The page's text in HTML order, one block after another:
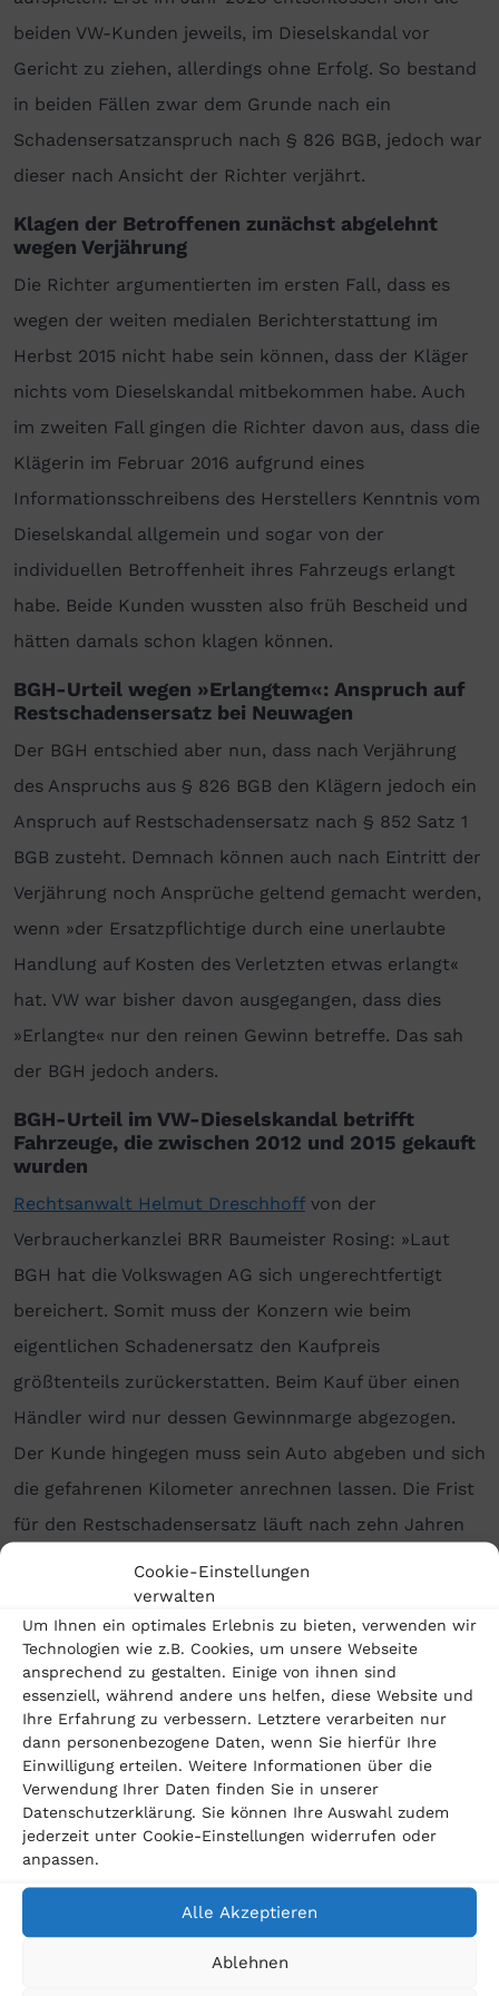
Cookie-Einstellungen
verwalten
Um Ihnen ein optimales Erlebnis zu bieten, verwenden wir
Technologien wie z.B. Cookies, um unsere Webseite
ansprechend zu gestalten. Einige von ihnen sind
essenziell, während andere uns helfen, diese Website und
Ihre Erfahrung zu verbessern. Letztere verarbeiten nur
dann personenbezogene Daten, wenn Sie hierfür Ihre
Einwilligung erteilen. Weitere Informationen über die
Verwendung Ihrer Daten finden Sie in unserer
Datenschutzerklärung. Sie können Ihre Auswahl zudem
jederzeit unter Cookie-Einstellungen widerrufen oder
anpassen.
Alle Akzeptieren
Ablehnen
beiden VW-Kunden jeweils, im Dieselskandal vor
Gericht zu ziehen, allerdings ohne Erfolg. So bestand
in beiden Fällen zwar dem Grunde nach ein
Schadensersatzanspruch nach § 826 BGB, jedoch war
dieser nach Ansicht der Richter verjährt.
Klagen der Betroffenen zunächst abgelehnt
wegen Verjährung
Die Richter argumentierten im ersten Fall, dass es
wegen der weiten medialen Berichterstattung im
Herbst 2015 nicht habe sein können, dass der Kläger
nichts vom Dieselskandal mitbekommen habe. Auch
im zweiten Fall gingen die Richter davon aus, dass die
Klägerin im Februar 2016 aufgrund eines
Informationsschreibens des Herstellers Kenntnis vom
Dieselskandal allgemein und sogar von der
individuellen Betroffenheit ihres Fahrzeugs erlangt
habe. Beide Kunden wussten also früh Bescheid und
hätten damals schon klagen können.
BGH-Urteil wegen »Erlangtem«: Anspruch auf
Restschadensersatz bei Neuwagen
Der BGH entschied aber nun, dass nach Verjährung
des Anspruchs aus § 826 BGB den Klägern jedoch ein
Anspruch auf Restschadensersatz nach § 852 Satz 1
BGB zusteht. Demnach können auch nach Eintritt der
Verjährung noch Ansprüche geltend gemacht werden,
wenn »der Ersatzpflichtige durch eine unerlaubte
Handlung auf Kosten des Verletzten etwas erlangt«
hat. VW war bisher davon ausgegangen, dass dies
»Erlangte« nur den reinen Gewinn betreffe. Das sah
der BGH jedoch anders.
BGH-Urteil im VW-Dieselskandal betrifft
Fahrzeuge, die zwischen 2012 und 2015 gekauft
wurden
Rechtsanwalt Helmut Dreschhoffvon der
Verbraucherkanzlei BRR Baumeister Rosing: »Laut
BGH hat die Volkswagen AG sich ungerechtfertigt
bereichert. Somit muss der Konzern wie beim
eigentlichen Schadenersatz den Kaufpreis
größtenteils zurückerstatten. Beim Kauf über einen
Händler wird nur dessen Gewinnmarge abgezogen.
Der Kunde hingegen muss sein Auto abgeben und sich
die gefahrenen Kilometer anrechnen lassen. Die Frist
für den Restschadensersatz läuft nach zehn Jahren
ab Kauf ab. Das jüngste BGH-Urteil betrifft also VW-
Dieselfahrzeuge, die zwischen Februar 2012 und
September 2015, also dem Zeitpunkt des
Bekanntwerdens des Dieselskandals, gekauft
wurden.«
Betroffene VW-Kunden sollten sich rechtlich
beraten lassen
Aber lohnt sich ein Vorgehen bei diesen relativ alten
Fahrzeugen noch? »Die betreffenden Pkw sind bereits
mindestens sechseinhalb Jahre alt, daher haben sie in
vielen Fällen schon sehr hohe Kilometerstände«, sagt
Rechtsanwalt Dreschhoff. »Da die Gerichte vom